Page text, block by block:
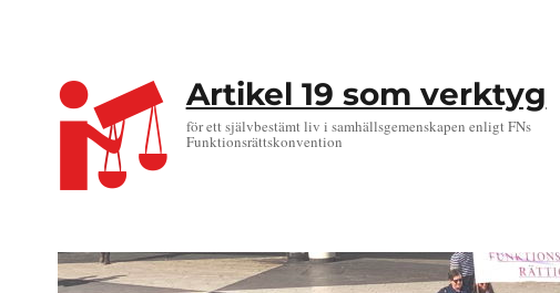
Artikel 19 som verktyg
för ett självbestämt liv i samhällsgemenskapen enligt FNs
Funktionsrättskonvention